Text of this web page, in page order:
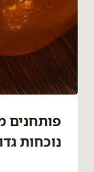
פותחנים
נוכחות